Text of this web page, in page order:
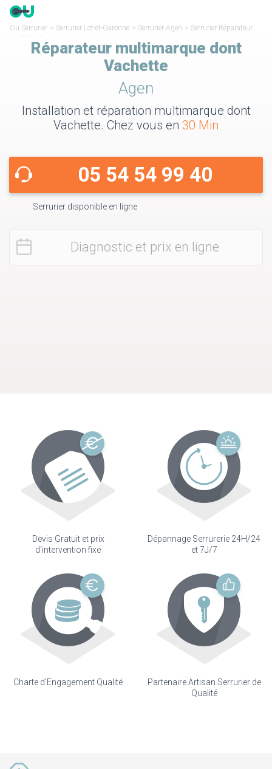
Ou Serrurier > Serrurier Lot-et-Garonne > Serrurier Agen > Serrurier Réparateur
Vachette Agen
Réparateur multimarque dont
Vachette
Agen
Installation et réparation multimarque dont
Vachette. Chez vous en 30 Min
05 54 54 99 40
Serrurier disponible en ligne
Diagnostic et prix en ligne
Devis Gratuit et prix
d'intervention fixe
Dépannage Serrurerie 24H/24
et 7J/7
Charte d'Engagement Qualité
Partenaire Artisan Serrurier de
Qualité